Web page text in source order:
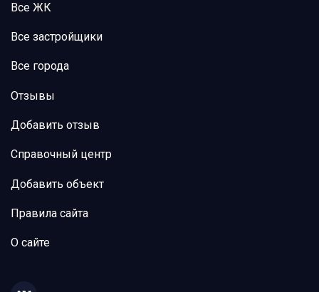
Все ЖК
Все застройщики
Все города
Отзывы
Добавить отзыв
Справочный центр
Добавить объект
Правила сайта
О сайте